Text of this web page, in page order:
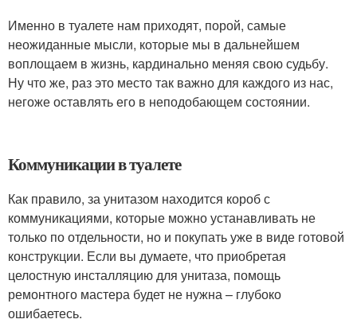
Именно в туалете нам приходят, порой, самые
неожиданные мысли, которые мы в дальнейшем
воплощаем в жизнь, кардинально меняя свою судьбу.
Ну что же, раз это место так важно для каждого из нас,
негоже оставлять его в неподобающем состоянии.
Коммуникации в туалете
Как правило, за унитазом находится короб с
коммуникациями, которые можно устанавливать не
только по отдельности, но и покупать уже в виде готовой
конструкции. Если вы думаете, что приобретая
целостную инсталляцию для унитаза, помощь
ремонтного мастера будет не нужна – глубоко
ошибаетесь.